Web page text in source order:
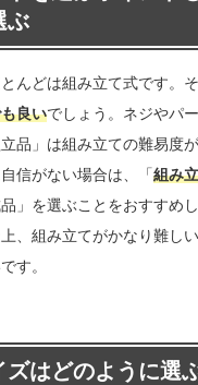
ぶ
んどは組み立て式です。そ
良いでしょう。ネジやパ
品」は組み立ての難易度
信がない場合は、「組み
」を選ぶことをおすすめ
上、組み立てがかなり難し
す。
ズはどのように選